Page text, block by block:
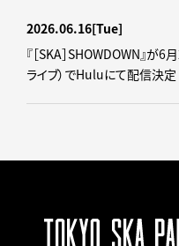
2026.06.16[Tue]
『［SKA］SHOWDOWN』が
ライブ）でHuluにて配信決定